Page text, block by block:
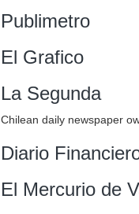
Publimetro
El Grafico
La Segunda
Chilean daily newspaper
Diario
El Mercurio de